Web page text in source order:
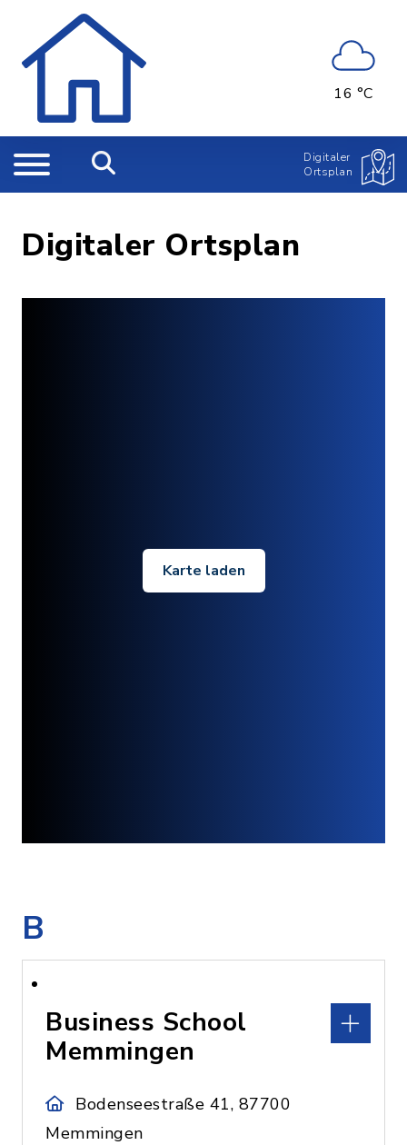
16 °C
Digitaler
Ortsplan
Digitaler Ortsplan
Karte laden
B
Business School
Memmingen
Bodenseestraße 41, 87700
Memmingen